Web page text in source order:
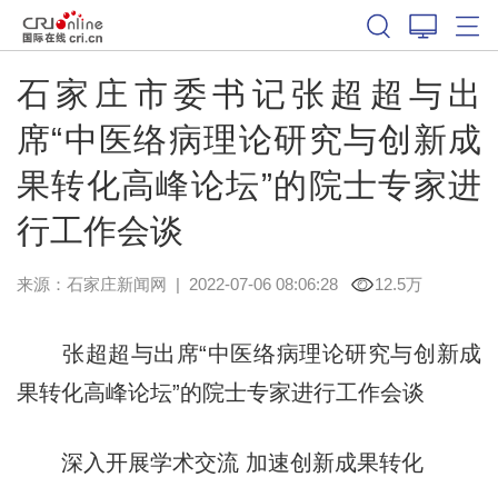
石家庄市委书记张超超与出
席“中医络病理论研究与创新成
果转化高峰论坛”的院士专家进
行工作会谈
来源： 石家庄新闻网 | 2022-07-06 08:06:28 12.5万
张超超与出席“中医络病理论研究与创新成
果转化高峰论坛”的院士专家进行工作会谈
深入开展学术交流 加速创新成果转化